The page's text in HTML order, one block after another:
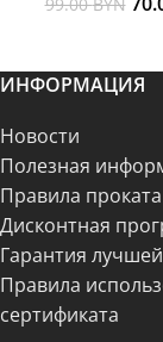
ИНФОРМАЦИЯ
Новости
Полезная
Правила
Дисконтная
Гарантия
Правила
сертификата